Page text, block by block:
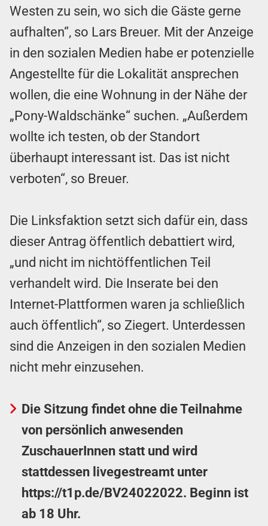
Westen zu sein, wo sich die Gäste gerne
aufhalten“, so Lars Breuer. Mit der Anzeige
in den sozialen Medien habe er potenzielle
Angestellte für die Lokalität ansprechen
wollen, die eine Wohnung in der Nähe der
„Pony-Waldschänke“ suchen. „Außerdem
wollte ich testen, ob der Standort
überhaupt interessant ist. Das ist nicht
verboten“, so Breuer.
Die Linksfaktion setzt sich dafür ein, dass
dieser Antrag öffentlich debattiert wird,
„und nicht im nichtöffentlichen Teil
verhandelt wird. Die Inserate bei den
Internet-Plattformen waren ja schließlich
auch öffentlich“, so Ziegert. Unterdessen
sind die Anzeigen in den sozialen Medien
nicht mehr einzusehen.
Die Sitzung findet ohne die Teilnahme
von persönlich anwesenden
ZuschauerInnen statt und wird
stattdessen livegestreamt unter
https://t1p.de/BV24022022. Beginn ist
ab 18 Uhr.